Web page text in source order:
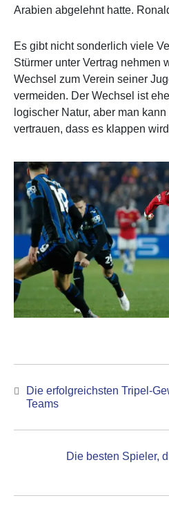
Arabien abgelehnt hatte.
Es gibt nicht sonderlich viele
Stürmer unter Vertrag nehmen
Wechsel zum Verein seiner
vermeiden. Der Wechsel ist
logischer Natur, aber man
vertrauen, dass es klappen
Navigation
Previous
post:
Die erfolgreichsten Tripel-
Teams
Die besten Spieler,